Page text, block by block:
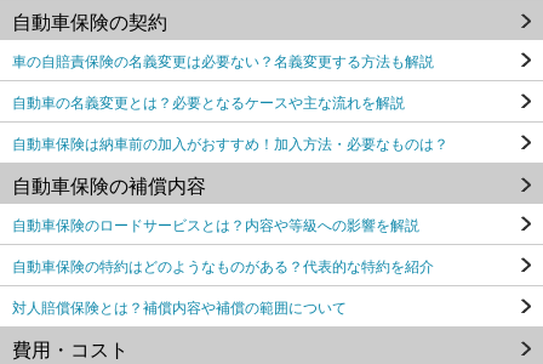
自動車保険の契約
車の自賠責保険の名義変更は必要ない？名義変更する方法も解説
自動車の名義変更とは？必要となるケースや主な流れを解説
自動車保険は納車前の加入がおすすめ！加入方法・必要なものは？
自動車保険の補償内容
自動車保険のロードサービスとは？内容や等級への影響を解説
自動車保険の特約はどのようなものがある？代表的な特約を紹介
対人賠償保険とは？補償内容や補償の範囲について
費用・コスト